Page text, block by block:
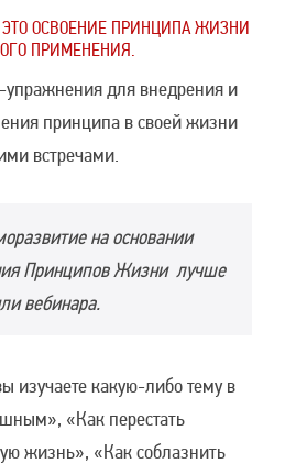
ЭТО ОСВОЕНИЕ ПРИНЦИПА ЖИЗНИ
ПРИМЕНЕНИЯ.
упражнения для внедрения и
принципа в своей жизни
встречами.
на основании
Принципов Жизни лучше
вебинара.
изучаете какую-либо тему в
«Как перестать
жизнь», «Как соблазнить